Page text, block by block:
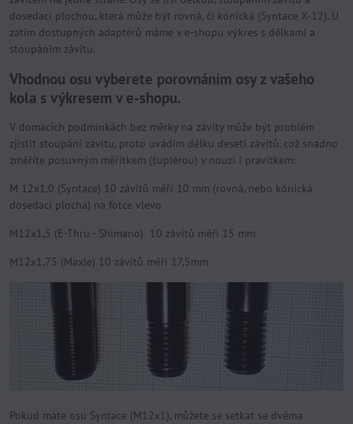
dosedací plochou, která může být rovná, či kónická (Syntace X-12). U
zatím dostupných adaptérů máme v e-shopu výkres s délkami a
stoupáním závitu.
Vhodnou osu vyberete porovnáním osy z vašeho
kola s výkresem v e-shopu.
V domácích podmínkách bez měrky na závity může být problém
zjistit stoupání závitu, proto uvádím délku deseti závitů, což snadno
změříte posuvným měřítkem (šuplérou) v nouzi i pravítkem:
M 12x1,0 (Syntace) 10 závitů měří 10 mm (rovná, nebo kónická
dosedací plocha) na fotce vlevo
M12x1,5 (E-Thru - Shimano) 10 závitů měří 15 mm
M12x1,75 (Maxle) 10 závitů měří 17,5mm
Pokud máte osu Syntace (M12x1), můžete se setkat se dvěma